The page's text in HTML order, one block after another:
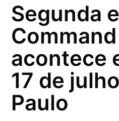
Segunda
acontece
17 de
Paulo